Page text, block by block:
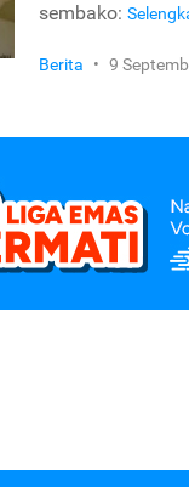
sembako:
Berita • 9